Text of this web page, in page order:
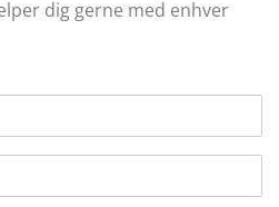
dig gerne med enhver